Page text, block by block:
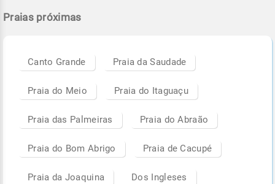
Praias próximas
Canto Grande Praia da Saudade
Praia do Meio Praia do Itaguaçu
Praia das Palmeiras Praia do Abraão
Praia do Bom Abrigo Praia de Cacupé
Praia da Joaquina Dos Ingleses